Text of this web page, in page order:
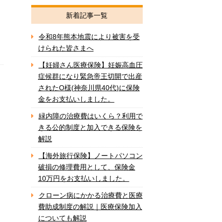
新着記事一覧
令和8年熊本地震により被害を受
けられた皆さまへ
【妊婦さん医療保険】妊娠高血圧
症候群になり緊急帝王切開で出産
されたO様(神奈川県40代)に保険
金をお支払いしました。
緑内障の治療費はいくら？利用で
きる公的制度と加入できる保険を
解説
【海外旅行保険】ノートパソコン
破損の修理費用として、保険金
10万円をお支払いしました。
クローン病にかかる治療費と医療
費助成制度の解説｜医療保険加入
についても解説